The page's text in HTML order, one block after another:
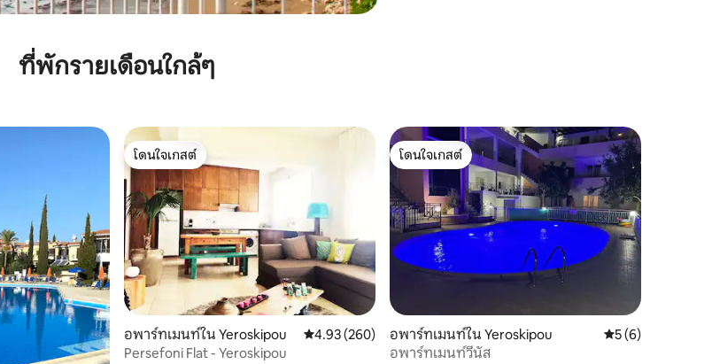
ที่พักรายเดือนใกล้ๆ
โดนใจเกสต์
โดนใจเกสต์
อพาร์ทเมนท์ใน Yeroskipou คะแนนเฉลี่ย 4.93 จาก 5, 260 รีวิว
4.93 (260)
Persefoni Flat - Yeroskipou
โดนใจเกสต์
โดนใจเกสต์
อพาร์ทเมนท์ใน Yeroskipou คะแนนเฉลี่ย 5 จา
5 (6)
อพาร์ทเมนท์วีนัส